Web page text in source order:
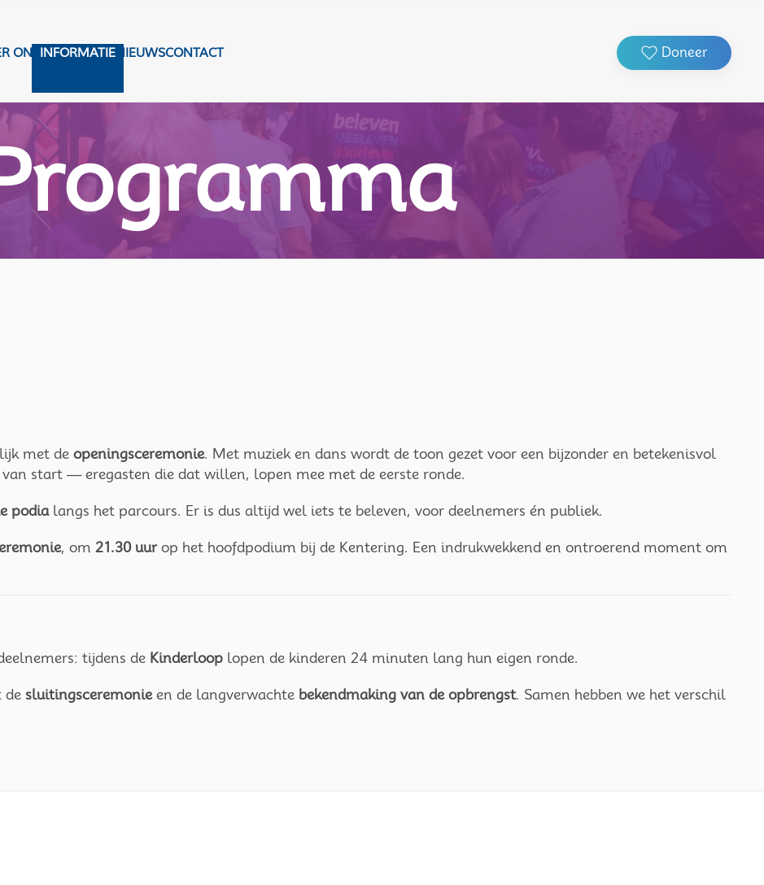
ONS INFORMATIE NIEUWSCONTACT Doneer
met de openingsceremonie. Met muziek en dans wordt de toon gezet voor een bijzonder en betekenisvol
start — eregasten die dat willen, lopen mee met de eerste ronde.
podialangs het parcours. Er is dus altijd wel iets te beleven, voor deelnemers én publiek.
, om 21.30 uurop het hoofdpodium bij de Kentering. Een indrukwekkend en ontroerend moment om
tijdens de Kinderloop lopen de kinderen 24 minuten lang hun eigen ronde.
de sluitingsceremonieen de langverwachte bekendmaking van de opbrengst. Samen hebben we het verschil